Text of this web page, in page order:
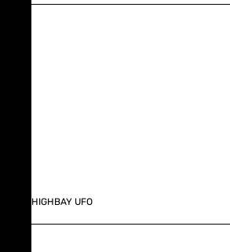
HIGHBAY UFO